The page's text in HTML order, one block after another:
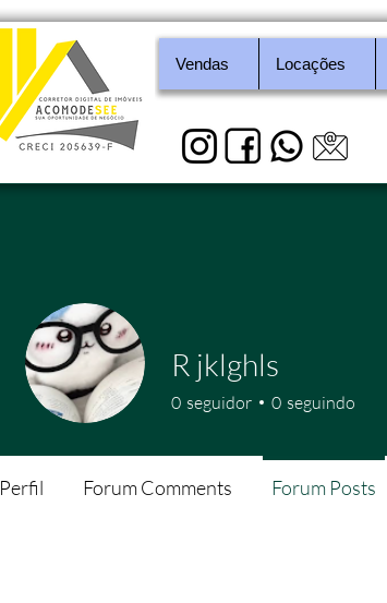
Vendas Locações
R jklghls
0 seguidor 0 seguindo
Perfil Forum Comments Forum Posts